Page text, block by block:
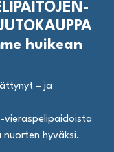
huikean
– ja
vieraspelipaidoista
nuorten hyväksi.